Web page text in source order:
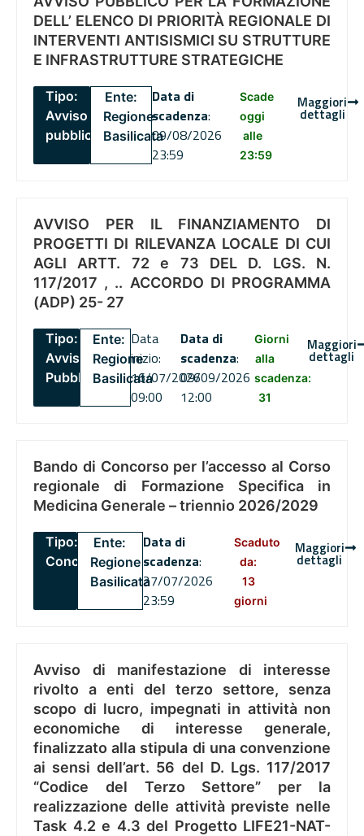
DELL’ ELENCO DI PRIORITÀ REGIONALE DI
INTERVENTI ANTISISMICI SU STRUTTURE
E INFRASTRUTTURE STRATEGICHE
Tipo:
Avviso
pubblico
Ente:
Regione
Basilicata
Data di
scadenza:
09/08/2026
23:59
Scade
oggi
alle
23:59
Maggiori
dettagli
AVVISO PER IL FINANZIAMENTO DI
PROGETTI DI RILEVANZA LOCALE DI CUI
AGLI ARTT. 72 e 73 DEL D. LGS. N.
117/2017 , .. ACCORDO DI PROGRAMMA
(ADP) 25- 27
Tipo:
Avviso
Pubblico
Ente:
Regione
Basilicata
Data
inizio:
16/07/2026
09:00
Data di
scadenza:
09/09/2026
12:00
Giorni
alla
scadenza:
31
Maggiori
dettagli
Bando di Concorso per l’accesso al Corso
regionale di Formazione Specifica in
Medicina Generale – triennio 2026/2029
Tipo:
Concorsi
Ente:
Regione
Basilicata
Data di
scadenza:
27/07/2026
23:59
Scaduto
da:
13
giorni
Maggiori
dettagli
Avviso di manifestazione di interesse
rivolto a enti del terzo settore, senza
scopo di lucro, impegnati in attività non
economiche di interesse generale,
finalizzato alla stipula di una convenzione
ai sensi dell’art. 56 del D. Lgs. 117/2017
“Codice del Terzo Settore” per la
realizzazione delle attività previste nelle
Task 4.2 e 4.3 del Progetto LIFE21-NAT-